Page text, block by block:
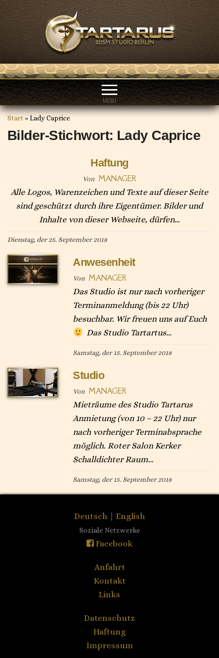
MENÜ
Start » Lady Caprice
Bilder-Stichwort: Lady Caprice
Haftung
Von MANAGER
Alle Logos, Warenzeichen und Texte auf dieser Seite
sind geschützt durch ihre Eigentümer. Bilder und
Inhalte von dieser Webseite, dürfen…
Dienstag, der 25. September 2018
Anwesenheit
Von MANAGER
Das Studio ist nur nach vorheriger
Terminanmeldung (bis 22 Uhr)
besuchbar. Wir freuen uns auf Euch
Das Studio Tartartus…
Samstag, der 15. September 2018
Studio
Von MANAGER
Mieträume des Studio Tartarus
Anmietung (von 10 – 22 Uhr) nur
nach vorheriger Terminabsprache
möglich. Roter Salon Kerker
Schalldichter Raum…
Samstag, der 15. September 2018
Deutsch English
Soziale Netzwerke
Facebook
Anfahrt
Kontakt
Links
Datenschutz
Haftung
Impressum